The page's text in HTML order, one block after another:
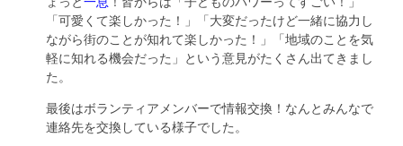
「可愛くて楽しかった！」「大変だったけど一緒に協力し
ながら街のことが知れて楽しかった！」「地域のことを気
軽に知れる機会だった」という意見がたくさん出てきまし
た。
最後はボランティアメンバーで情報交換！なんとみんなで
連絡先を交換している様子でした。